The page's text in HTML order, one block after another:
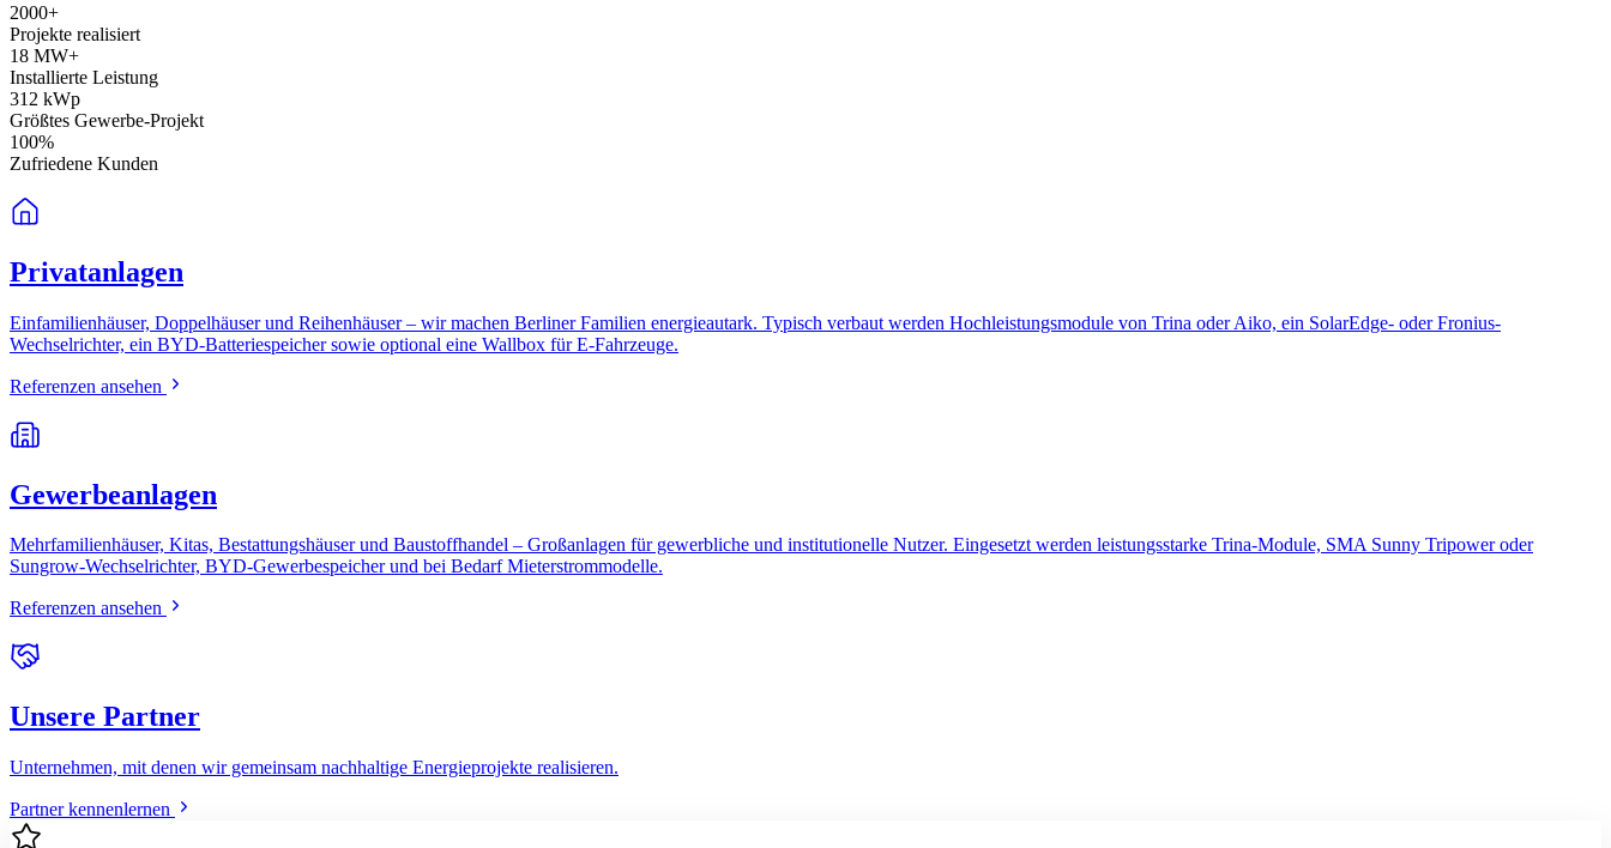
2000+
Projekte realisiert
18 MW+
Installierte Leistung
312 kWp
Größtes Gewerbe-Projekt
100%
Zufriedene Kunden
Privatanlagen
Einfamilienhäuser, Doppelhäuser und Reihenhäuser – wir machen Berliner Familien energieautark. Typisch verbaut werden Hochleistungsmodule von Trina oder Aiko, ein SolarEdge- oder Fronius-
Wechselrichter, ein BYD-Batteriespeicher sowie optional eine Wallbox für E-Fahrzeuge.
Referenzen ansehen
Gewerbeanlagen
Mehrfamilienhäuser, Kitas, Bestattungshäuser und Baustoffhandel – Großanlagen für gewerbliche und institutionelle Nutzer. Eingesetzt werden leistungsstarke Trina-Module, SMA Sunny Tripower oder
Sungrow-Wechselrichter, BYD-Gewerbespeicher und bei Bedarf Mieterstrommodelle.
Referenzen ansehen
Unsere Partner
Unternehmen, mit denen wir gemeinsam nachhaltige Energieprojekte realisieren.
Partner kennenlernen